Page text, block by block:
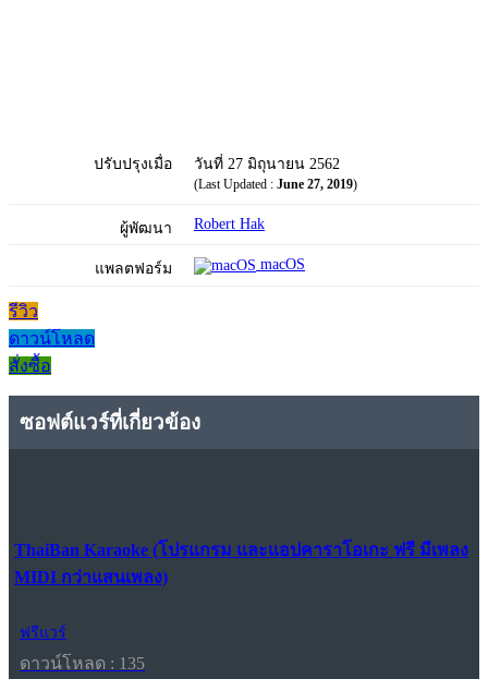
ปรับปรุงเมื่อ วันที่ 27 มิถุนายน 2562
(Last Updated : June 27, 2019)
ผู้พัฒนา Robert Hak
แพลตฟอร์ม macOS
รีวิว
ดาวน์โหลด
สั่งซื้อ
ซอฟต์แวร์ที่เกี่ยวข้อง
ThaiBan Karaoke (โปรแกรม และแอปคาราโอเกะ ฟรี มีเพลง
MIDI กว่าแสนเพลง)
ฟรีแวร์
ดาวน์โหลด : 135